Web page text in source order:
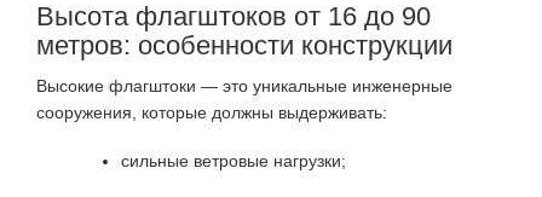
Высота флагштоков от 16 до 90
метров: особенности конструкции
Высокие флагштоки — это уникальные инженерные
сооружения, которые должны выдерживать:
сильные ветровые нагрузки;